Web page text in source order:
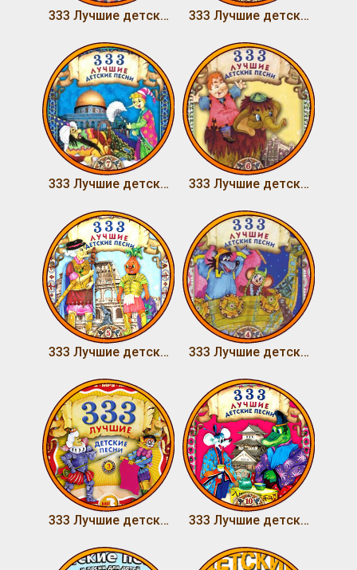
333 Лучшие детские песни (Том 9) 333 Лучшие детские песни (Том 8)
333 Лучшие детские песни (Том 7) 333 Лучшие детские песни (Том 6)
333 Лучшие детские песни (Том 5) 333 Лучшие детские песни (Том 4)
333 Лучшие детские песни (Том 3) 333 Лучшие детские песни (Том 2)